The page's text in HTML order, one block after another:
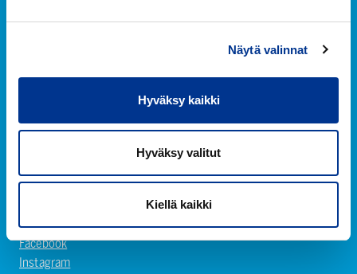
Näytä valinnat
Hyväksy kaikki
Hyväksy valitut
Kiellä kaikki
00810 Helsinki
Facebook
Instagram